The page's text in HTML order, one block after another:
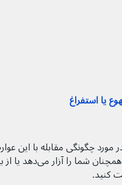
یا استفراغ
در مورد چگونگی مقابله با
کنید.